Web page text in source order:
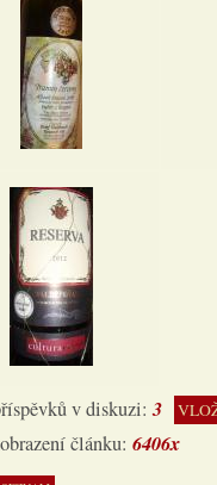
v diskuzi:3
článku: 6406x